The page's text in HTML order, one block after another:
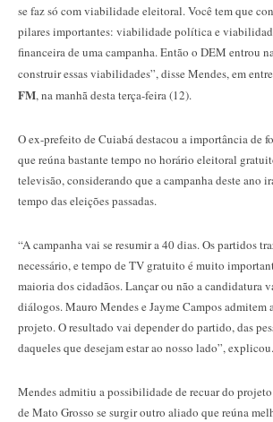
se faz só com viabilidade eleitoral. Você tem que
pilares importantes: viabilidade política e
financeira de uma campanha. Então o DEM entrou
construir essas viabilidades”, disse Mendes, em
FM, na manhã desta terça-feira (12).
O ex-prefeito de Cuiabá destacou a importância de
que reúna bastante tempo no horário eleitoral
televisão, considerando que a campanha deste ano
tempo das eleições passadas.
“A campanha vai se resumir a 40 dias. Os partidos
necessário, e tempo de TV gratuito é muito
maioria dos cidadãos. Lançar ou não a candidatura
diálogos. Mauro Mendes e Jayme Campos admitem
projeto. O resultado vai depender do partido, das
daqueles que desejam estar ao nosso lado”, explicou.
Mendes admitiu a possibilidade de recuar do
de Mato Grosso se surgir outro aliado que reúna